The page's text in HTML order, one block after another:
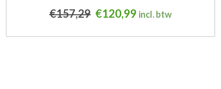
€157,29 Oorspronkelijke prijs
€120,99 Huidige prijs is:
incl. btw